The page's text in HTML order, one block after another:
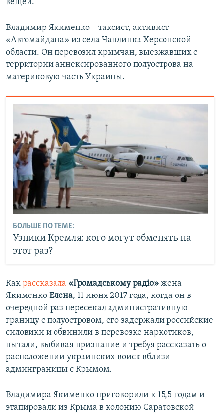
вещей.
Владимир Якименко – таксист, активист
«Автомайдана» из села Чаплинка Херсонской
области. Он перевозил крымчан, выезжавших с
территории аннексированного полуострова на
материковую часть Украины.
БОЛЬШЕ ПО ТЕМЕ:
Узники Кремля: кого могут обменять на
этот раз?
Как рассказала «​Громадському радіо» жена
Якименко Елена, 11 июня 2017 года, когда он в
очередной раз пересекал административную
границу с полуостровом, его задержали российские
силовики и обвинили в перевозке наркотиков,
пытали, выбивая признание и требуя рассказать о
расположении украинских войск вблизи
админграницы с Крымом.
Владимира Якименко приговорили к 15,5 годам и
этапировали из Крыма в колонию Саратовской